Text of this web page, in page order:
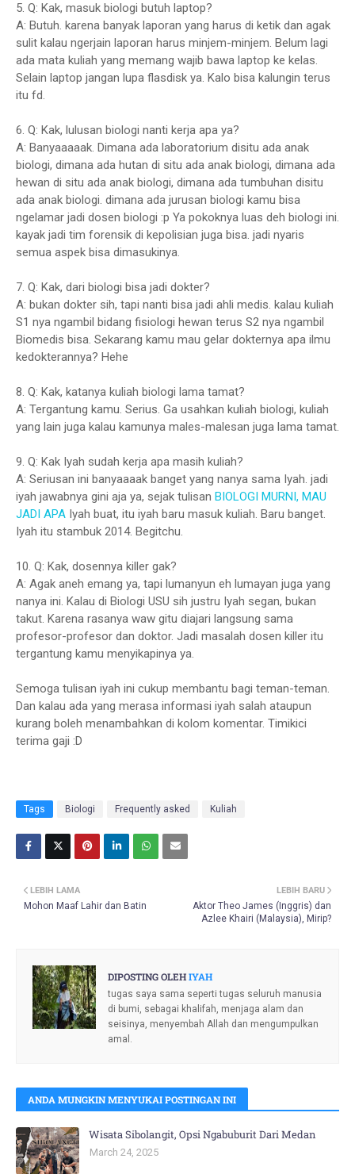
5. Q: Kak, masuk biologi butuh laptop?
A: Butuh. karena banyak laporan yang harus di ketik dan agak
sulit kalau ngerjain laporan harus minjem-minjem. Belum lagi
ada mata kuliah yang memang wajib bawa laptop ke kelas.
Selain laptop jangan lupa flasdisk ya. Kalo bisa kalungin terus
itu fd.
6. Q: Kak, lulusan biologi nanti kerja apa ya?
A: Banyaaaaak. Dimana ada laboratorium disitu ada anak
biologi, dimana ada hutan di situ ada anak biologi, dimana ada
hewan di situ ada anak biologi, dimana ada tumbuhan disitu
ada anak biologi. dimana ada jurusan biologi kamu bisa
ngelamar jadi dosen biologi :p Ya pokoknya luas deh biologi ini.
kayak jadi tim forensik di kepolisian juga bisa. jadi nyaris
semua aspek bisa dimasukinya.
7. Q: Kak, dari biologi bisa jadi dokter?
A: bukan dokter sih, tapi nanti bisa jadi ahli medis. kalau kuliah
S1 nya ngambil bidang fisiologi hewan terus S2 nya ngambil
Biomedis bisa. Sekarang kamu mau gelar dokternya apa ilmu
kedokterannya? Hehe
8. Q: Kak, katanya kuliah biologi lama tamat?
A: Tergantung kamu. Serius. Ga usahkan kuliah biologi, kuliah
yang lain juga kalau kamunya males-malesan juga lama tamat.
9. Q: Kak Iyah sudah kerja apa masih kuliah?
A: Seriusan ini banyaaaak banget yang nanya sama Iyah. jadi
iyah jawabnya gini aja ya, sejak tulisan BIOLOGI MURNI, MAU
JADI APA Iyah buat, itu iyah baru masuk kuliah. Baru banget.
Iyah itu stambuk 2014. Begitchu.
10. Q: Kak, dosennya killer gak?
A: Agak aneh emang ya, tapi lumanyun eh lumayan juga yang
nanya ini. Kalau di Biologi USU sih justru Iyah segan, bukan
takut. Karena rasanya waw gitu diajari langsung sama
profesor-profesor dan doktor. Jadi masalah dosen killer itu
tergantung kamu menyikapinya ya.
Semoga tulisan iyah ini cukup membantu bagi teman-teman.
Dan kalau ada yang merasa informasi iyah salah ataupun
kurang boleh menambahkan di kolom komentar. Timikici
terima gaji :D
Tags Biologi Frequently asked Kuliah
LEBIH BARU
Aktor Theo James (Inggris) dan
Azlee Khairi (Malaysia), Mirip?
LEBIH LAMA
Mohon Maaf Lahir dan Batin
DIPOSTING OLEHIYAH
tugas saya sama seperti tugas seluruh manusia
di bumi, sebagai khalifah, menjaga alam dan
seisinya, menyembah Allah dan mengumpulkan
amal.
ANDA MUNGKIN MENYUKAI POSTINGAN INI
Wisata Sibolangit, Opsi Ngabuburit Dari Medan
March 24, 2025